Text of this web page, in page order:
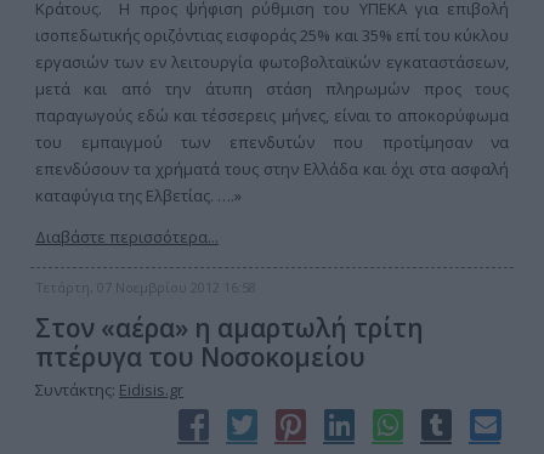
Κράτους. Η προς ψήφιση ρύθμιση του ΥΠΕΚΑ για επιβολή
ισοπεδωτικής οριζόντιας εισφοράς 25% και 35% επί του κύκλου
εργασιών των εν λειτουργία φωτοβολταϊκών εγκαταστάσεων,
μετά και από την άτυπη στάση πληρωμών προς τους
παραγωγούς εδώ και τέσσερεις μήνες, είναι το αποκορύφωμα
του εμπαιγμού των επενδυτών που προτίμησαν να
επενδύσουν τα χρήματά τους στην Ελλάδα και όχι στα ασφαλή
καταφύγια της Ελβετίας. ….»
Διαβάστε περισσότερα...
Τετάρτη, 07 Νοεμβρίου 2012 16:58
Στον «αέρα» η αμαρτωλή τρίτη
πτέρυγα του Νοσοκομείου
Συντάκτης: Eidisis.gr